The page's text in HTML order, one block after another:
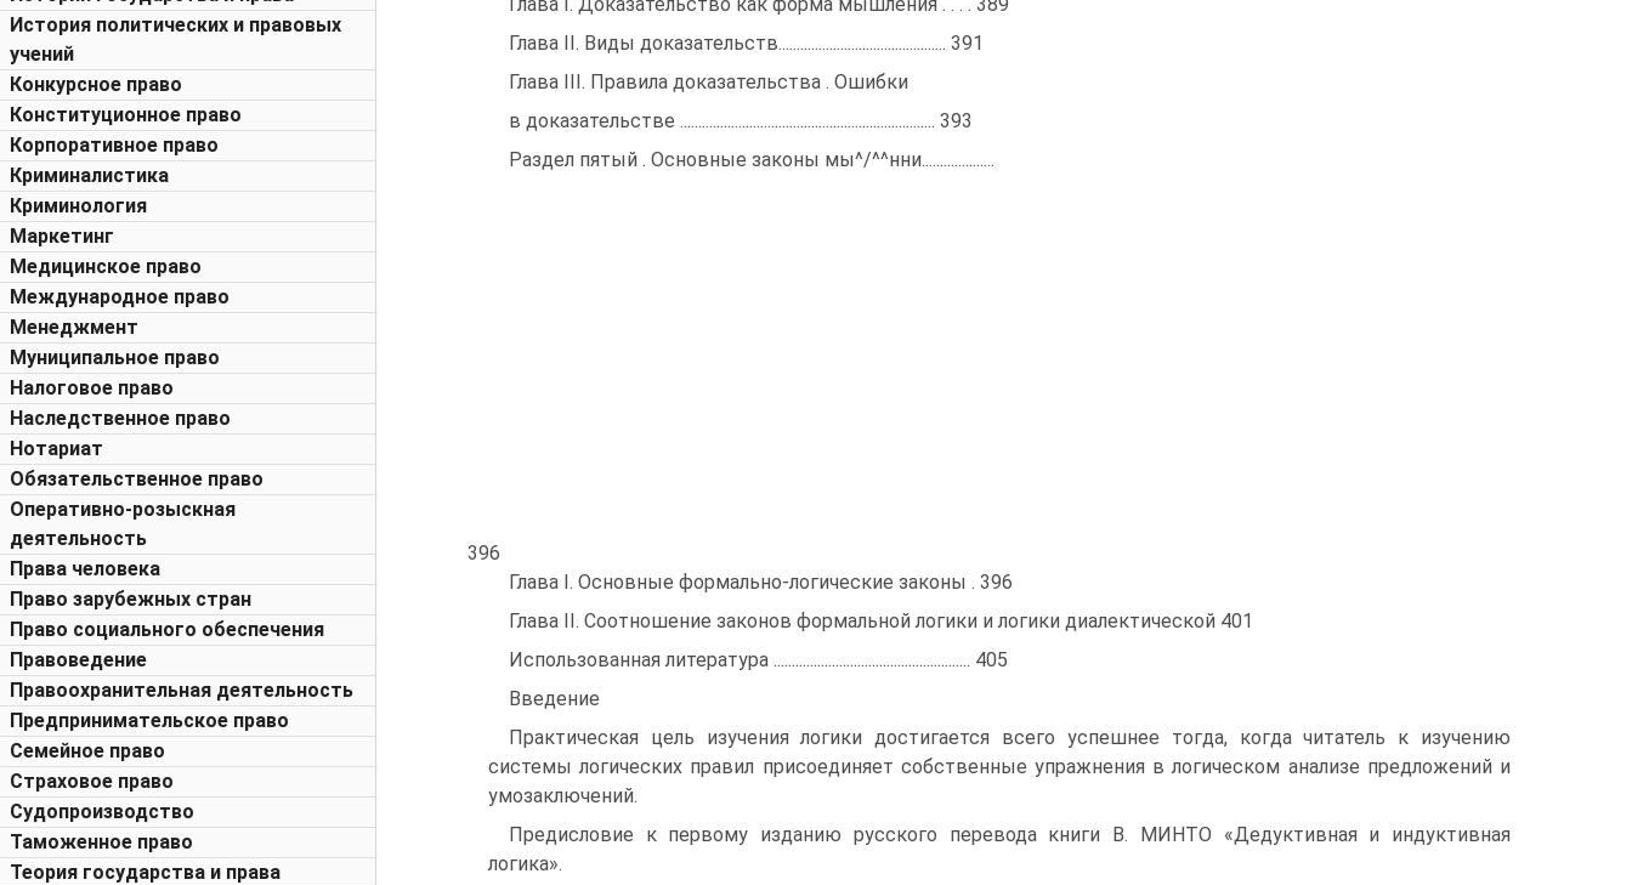
История политических и правовых
учений
Конкурсное право
Конституционное право
Корпоративное право
Криминалистика
Криминология
Маркетинг
Медицинское право
Международное право
Менеджмент
Муниципальное право
Налоговое право
Наследственное право
Нотариат
Обязательственное право
Оперативно-розыскная
деятельность
Права человека
Право зарубежных стран
Право социального обеспечения
Правоведение
Правоохранительная деятельность
Предпринимательское право
Семейное право
Страховое право
Судопроизводство
Таможенное право
Теория государства и права
Глава II. Виды доказательств.............................................. 391
Глава III. Правила доказательства . Ошибки
в доказательстве ...................................................................... 393
Раздел пятый . Основные законы мы^/^^нни....................
396
Глава I. Основные формально-логические законы . 396
Глава II. Соотношение законов формальной логики и логики диалектической 401
Использованная литература ...................................................... 405
Введение
Практическая цель изучения логики дости­гается всего успешнее тогда, когда читатель к изучению
системы логических правил присое­диняет собственные упражнения в логическом анализе предложений и
умозаключений.
Предисловие к первому изданию русского перевода книги В. МИНТО «Дедуктивная и индуктивная
логика».